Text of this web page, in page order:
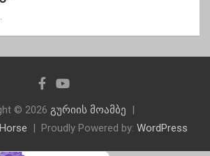
.
© 2026 გურიის მოამბე
Proudly Powered by: WordPress